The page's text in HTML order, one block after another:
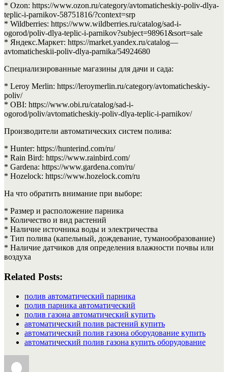
* Ozon: https://www.ozon.ru/category/avtomaticheskiy-poliv-dlya-
teplic-i-parnikov-58751816/?context=srp
* Wildberries: https://www.wildberries.ru/catalog/sad-i-
ogorod/poliv-dlya-teplic-i-parnikov?subject=98961&sort=sale
* Яндекс.Маркет: https://market.yandex.ru/catalog—
avtomaticheskii-poliv-dlya-parnika/54924680
Специализированные магазины для дачи и сада:
* Leroy Merlin: https://leroymerlin.ru/category/avtomaticheskiy-
poliv/
* OBI: https://www.obi.ru/catalog/sad-i-
ogorod/poliv/avtomaticheskiy-poliv-dlya-teplic-i-parnikov/
Производители автоматических систем полива:
* Hunter: https://hunterind.com/ru/
* Rain Bird: https://www.rainbird.com/
* Gardena: https://www.gardena.com/ru/
* Hozelock: https://www.hozelock.com/ru
На что обратить внимание при выборе:
* Размер и расположение парника
* Количество и вид растений
* Наличие источника воды и электричества
* Тип полива (капельный, дождевание, туманообразование)
* Наличие датчиков для определения влажности почвы или
воздуха
Related Posts:
полив автоматический парника
полив парника автоматический
полив газона автоматический купить
автоматический полив растений купить
автоматический полив газона оборудование купить
автоматический полив газона купить оборудование